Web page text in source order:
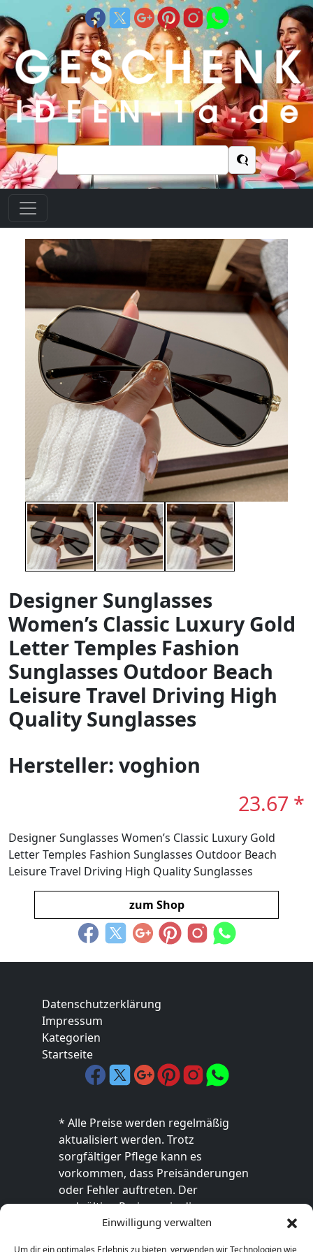
Einwilligung verwalten
Um dir ein optimales Erlebnis zu bieten, verwenden wir Technologien wie
Suchen
nach:
Designer Sunglasses
Women’s Classic Luxury Gold
Letter Temples Fashion
Sunglasses Outdoor Beach
Leisure Travel Driving High
Quality Sunglasses
Hersteller: voghion
23.67 *
Designer Sunglasses Women’s Classic Luxury Gold
Letter Temples Fashion Sunglasses Outdoor Beach
Leisure Travel Driving High Quality Sunglasses
zum Shop
Datenschutzerklärung
Impressum
Kategorien
Startseite
* Alle Preise werden regelmäßig
aktualisiert werden. Trotz
sorgfältiger Pflege kann es
vorkommen, dass Preisänderungen
oder Fehler auftreten. Der
endgültige Preis sowie die
Verfügbarkeit des Produkts sind